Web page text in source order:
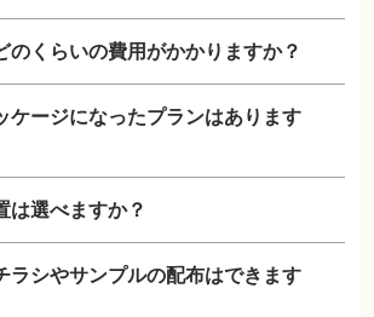
のくらいの費用がかかりますか？
ケージになったプランはあります
は選べますか？
ラシやサンプルの配布はできます